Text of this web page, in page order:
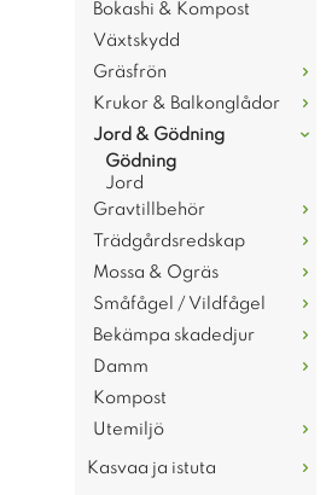
Bokashi & Kompost
Växtskydd
Gräsfrön
Krukor & Balkonglådor
Jord & Gödning
Gödning
Jord
Gravtillbehör
Trädgårdsredskap
Mossa & Ogräs
Småfågel / Vildfågel
Bekämpa skadedjur
Damm
Kompost
Utemiljö
Kasvaa ja istuta